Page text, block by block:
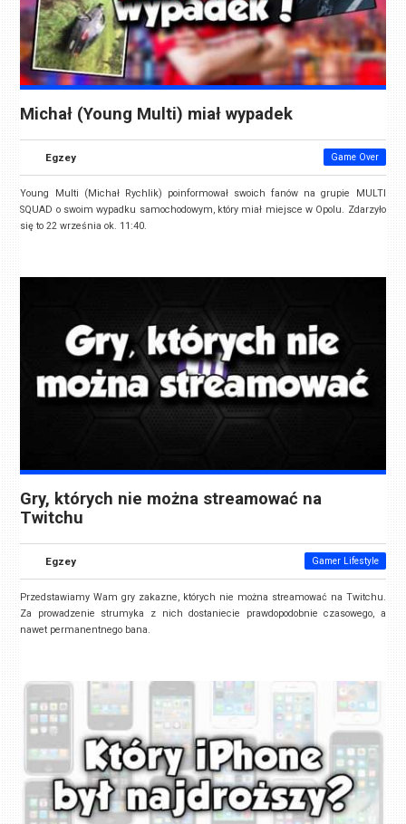
Michał (Young Multi) miał wypadek
Egzey Game Over
Young Multi (Michał Rychlik) poinformował swoich fanów na grupie MULTI
SQUAD o swoim wypadku samochodowym, który miał miejsce w Opolu. Zdarzyło
się to 22 września ok. 11:40.
Gry, których nie można streamować na
Twitchu
Egzey Gamer Lifestyle
Przedstawiamy Wam gry zakazne, których nie można streamować na Twitchu.
Za prowadzenie strumyka z nich dostaniecie prawdopodobnie czasowego, a
nawet permanentnego bana.